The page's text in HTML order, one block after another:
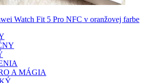
Watch Fit 5 Pro NFC v oranžovej farbe
A MÁGIA